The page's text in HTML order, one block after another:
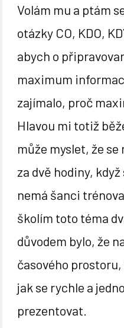
Volám mu a ptám
otázky CO, KDO,
abych o
maximum
zajímalo, proč
Hlavou mi totiž
může myslet, že
za dvě hodiny,
nemá šanci
školím toto téma
důvodem bylo, že
časového
jak se rychle a
prezentovat.